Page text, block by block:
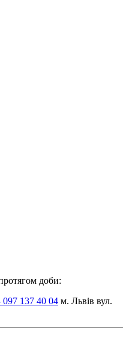
доби:
097 137 40 04 м. Львів вул.